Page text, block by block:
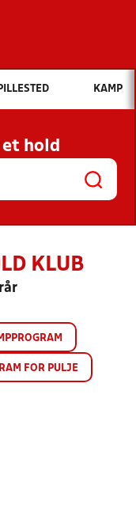
vil du søge efter?
OG NYHEDER
OG
KAMP
hold
KLUB
FOR PULJE